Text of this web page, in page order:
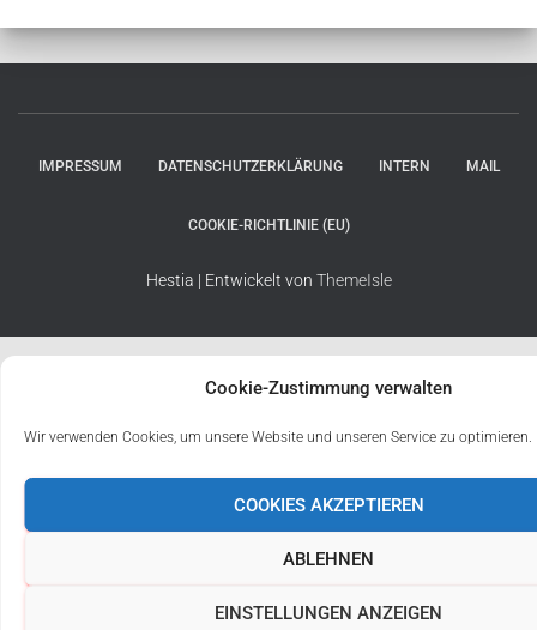
Cookie-Zustimmung verwalten
Wir verwenden Cookies, um unsere Website und unseren Service zu optimieren.
COOKIES AKZEPTIEREN
ABLEHNEN
EINSTELLUNGEN ANZEIGEN
IMPRESSUM DATENSCHUTZERKLÄRUNG INTERN MAIL
COOKIE-RICHTLINIE (EU)
Hestia | Entwickelt von ThemeIsle